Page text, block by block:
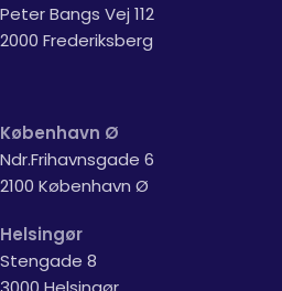
Peter Bangs Vej 112
2000 Frederiksberg
København Ø
Ndr.Frihavnsgade 6
2100 København Ø
Helsingør
Stengade 8